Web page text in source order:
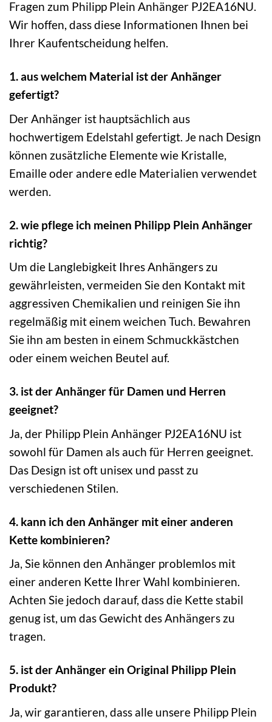
Fragen zum Philipp Plein Anhänger PJ2EA16NU.
Wir hoffen, dass diese Informationen Ihnen bei
Ihrer Kaufentscheidung helfen.
1. aus welchem Material ist der Anhänger
gefertigt?
Der Anhänger ist hauptsächlich aus
hochwertigem Edelstahl gefertigt. Je nach Design
können zusätzliche Elemente wie Kristalle,
Emaille oder andere edle Materialien verwendet
werden.
2. wie pflege ich meinen Philipp Plein Anhänger
richtig?
Um die Langlebigkeit Ihres Anhängers zu
gewährleisten, vermeiden Sie den Kontakt mit
aggressiven Chemikalien und reinigen Sie ihn
regelmäßig mit einem weichen Tuch. Bewahren
Sie ihn am besten in einem Schmuckkästchen
oder einem weichen Beutel auf.
3. ist der Anhänger für Damen und Herren
geeignet?
Ja, der Philipp Plein Anhänger PJ2EA16NU ist
sowohl für Damen als auch für Herren geeignet.
Das Design ist oft unisex und passt zu
verschiedenen Stilen.
4. kann ich den Anhänger mit einer anderen
Kette kombinieren?
Ja, Sie können den Anhänger problemlos mit
einer anderen Kette Ihrer Wahl kombinieren.
Achten Sie jedoch darauf, dass die Kette stabil
genug ist, um das Gewicht des Anhängers zu
tragen.
5. ist der Anhänger ein Original Philipp Plein
Produkt?
Ja, wir garantieren, dass alle unsere Philipp Plein